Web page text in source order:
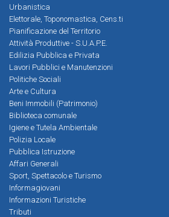
Urbanistica
Elettorale, Toponomastica, Cens.ti
Pianificazione del Territorio
Attività Produttive - S.U.A.P.E.
Edilizia Pubblica e Privata
Lavori Pubblici e Manutenzioni
Politiche Sociali
Arte e Cultura
Beni Immobili (Patrimonio)
Biblioteca comunale
Igiene e Tutela Ambientale
Polizia Locale
Pubblica Istruzione
Affari Generali
Sport, Spettacolo e Turismo
Informagiovani
Informazioni Turistiche
Tributi